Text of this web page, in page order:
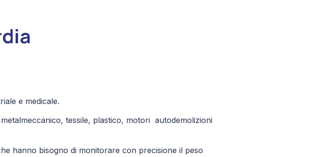
e medicale.
tessile, plastico, motori autodemolizioni
hanno bisogno di monitorare con precisione il peso